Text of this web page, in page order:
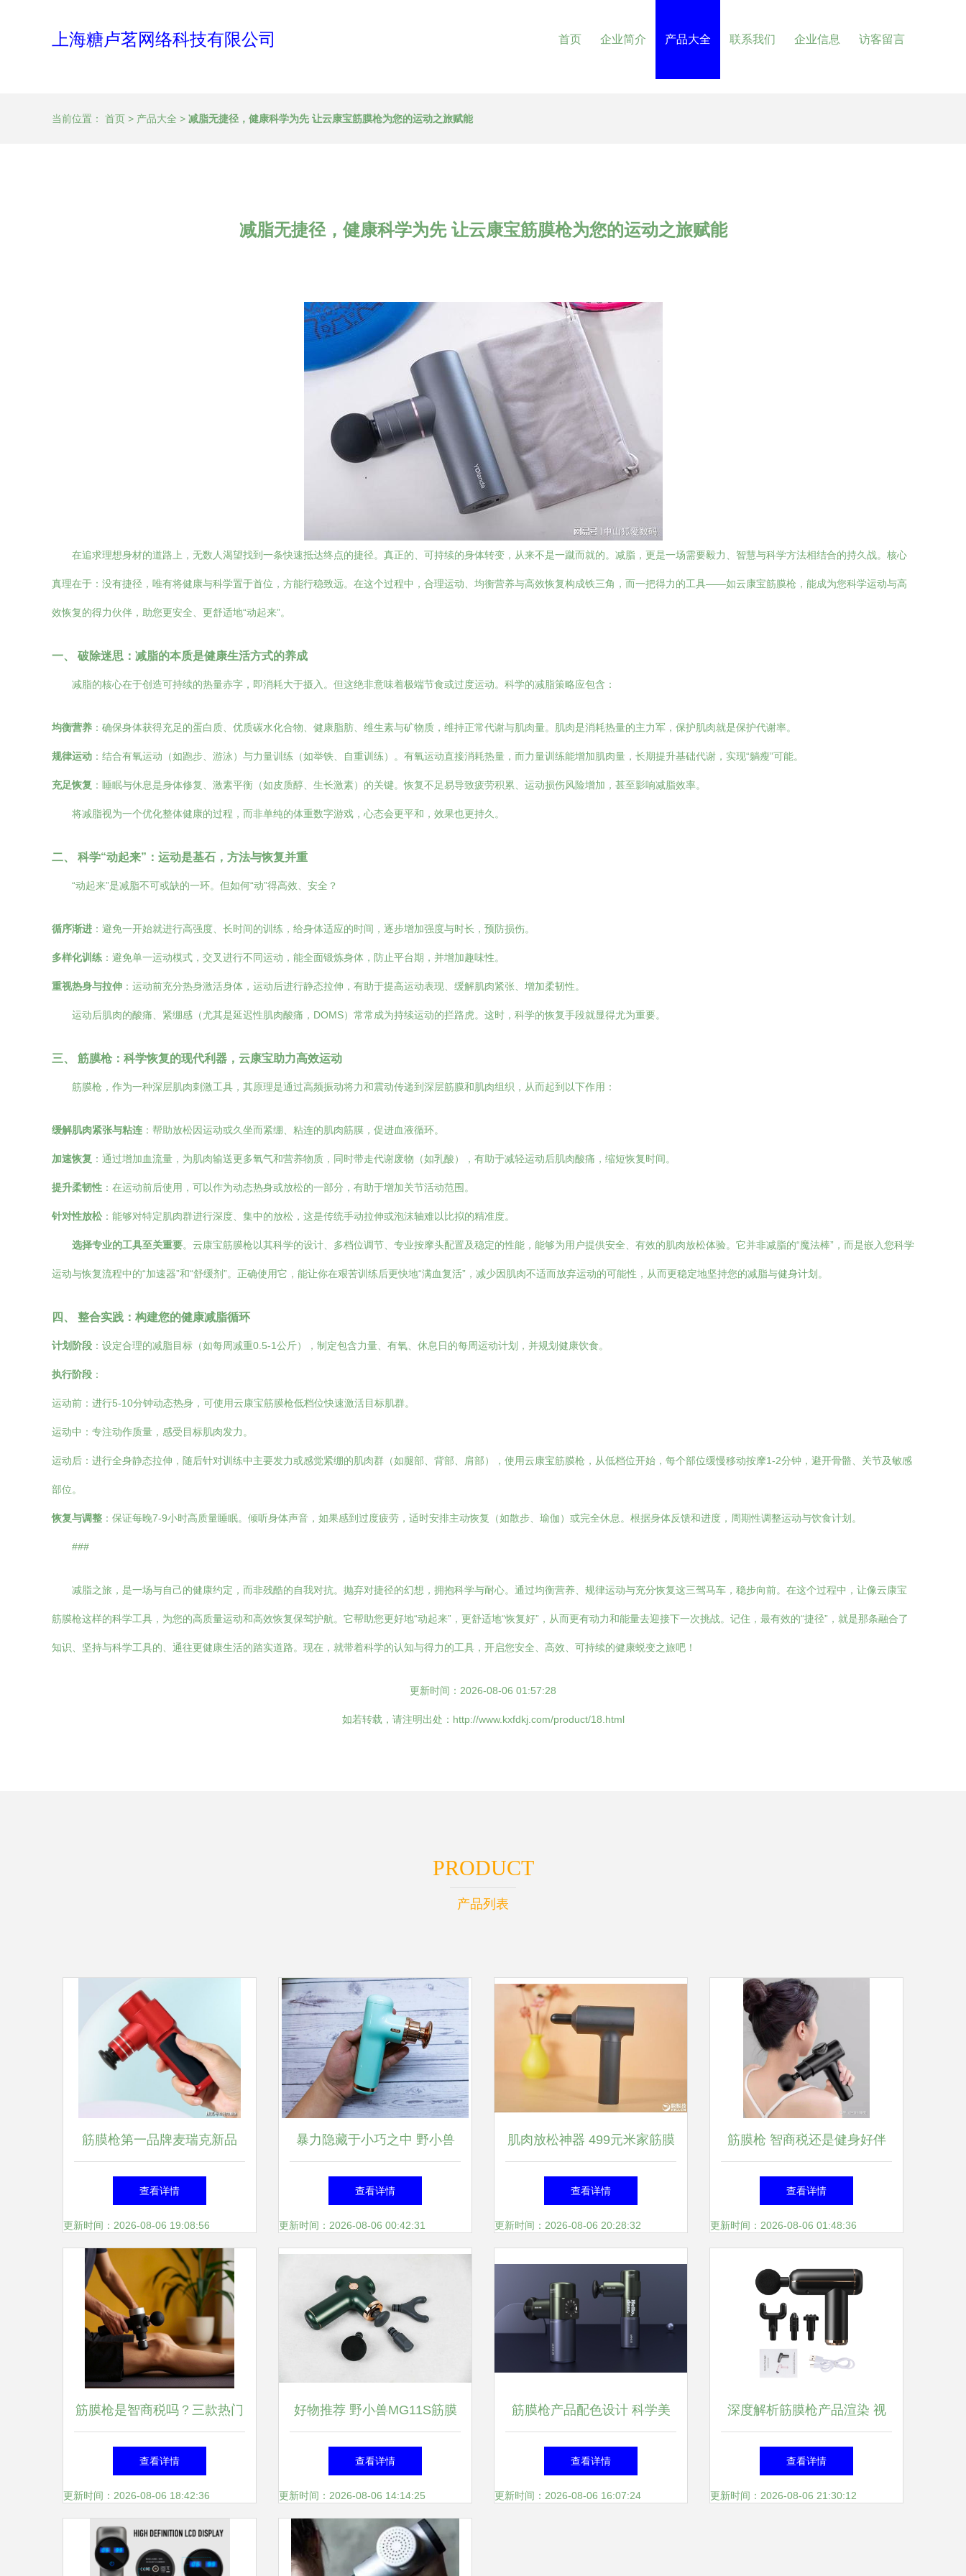
上海糖卢茗网络科技有限公司 首页 企业简介 产品大全 联系我们 企业信息 访客留言
当前位置： 首页 > 产品大全 > 减脂无捷径，健康科学为先 让云康宝筋膜枪为您的运动之旅赋能
减脂无捷径，健康科学为先 让云康宝筋膜枪为您的运动之旅赋能
在追求理想身材的道路上，无数人渴望找到一条快速抵达终点的捷径。真正的、可持续的身体转变，从来不是一蹴而就的。减脂，更是一场需要毅力、智慧与科学方法相结合的持久战。核心
真理在于：没有捷径，唯有将健康与科学置于首位，方能行稳致远。在这个过程中，合理运动、均衡营养与高效恢复构成铁三角，而一把得力的工具——如云康宝筋膜枪，能成为您科学运动与高
效恢复的得力伙伴，助您更安全、更舒适地“动起来”。
一、 破除迷思：减脂的本质是健康生活方式的养成
减脂的核心在于创造可持续的热量赤字，即消耗大于摄入。但这绝非意味着极端节食或过度运动。科学的减脂策略应包含：
均衡营养 ：确保身体获得充足的蛋白质、优质碳水化合物、健康脂肪、维生素与矿物质，维持正常代谢与肌肉量。肌肉是消耗热量的主力军，保护肌肉就是保护代谢率。
规律运动 ：结合有氧运动（如跑步、游泳）与力量训练（如举铁、自重训练）。有氧运动直接消耗热量，而力量训练能增加肌肉量，长期提升基础代谢，实现“躺瘦”可能。
充足恢复 ：睡眠与休息是身体修复、激素平衡（如皮质醇、生长激素）的关键。恢复不足易导致疲劳积累、运动损伤风险增加，甚至影响减脂效率。
将减脂视为一个优化整体健康的过程，而非单纯的体重数字游戏，心态会更平和，效果也更持久。
二、 科学“动起来”：运动是基石，方法与恢复并重
“动起来”是减脂不可或缺的一环。但如何“动”得高效、安全？
循序渐进 ：避免一开始就进行高强度、长时间的训练，给身体适应的时间，逐步增加强度与时长，预防损伤。
多样化训练 ：避免单一运动模式，交叉进行不同运动，能全面锻炼身体，防止平台期，并增加趣味性。
重视热身与拉伸 ：运动前充分热身激活身体，运动后进行静态拉伸，有助于提高运动表现、缓解肌肉紧张、增加柔韧性。
运动后肌肉的酸痛、紧绷感（尤其是延迟性肌肉酸痛，DOMS）常常成为持续运动的拦路虎。这时，科学的恢复手段就显得尤为重要。
三、 筋膜枪：科学恢复的现代利器，云康宝助力高效运动
筋膜枪，作为一种深层肌肉刺激工具，其原理是通过高频振动将力和震动传递到深层筋膜和肌肉组织，从而起到以下作用：
缓解肌肉紧张与粘连 ：帮助放松因运动或久坐而紧绷、粘连的肌肉筋膜，促进血液循环。
加速恢复 ：通过增加血流量，为肌肉输送更多氧气和营养物质，同时带走代谢废物（如乳酸），有助于减轻运动后肌肉酸痛，缩短恢复时间。
提升柔韧性 ：在运动前后使用，可以作为动态热身或放松的一部分，有助于增加关节活动范围。
针对性放松 ：能够对特定肌肉群进行深度、集中的放松，这是传统手动拉伸或泡沫轴难以比拟的精准度。
选择专业的工具至关重要。云康宝筋膜枪以其科学的设计、多档位调节、专业按摩头配置及稳定的性能，能够为用户提供安全、有效的肌肉放松体验。它并非减脂的“魔法棒”，而是嵌入您科学
运动与恢复流程中的“加速器”和“舒缓剂”。正确使用它，能让你在艰苦训练后更快地“满血复活”，减少因肌肉不适而放弃运动的可能性，从而更稳定地坚持您的减脂与健身计划。
四、 整合实践：构建您的健康减脂循环
计划阶段 ：设定合理的减脂目标（如每周减重0.5-1公斤），制定包含力量、有氧、休息日的每周运动计划，并规划健康饮食。
执行阶段 ：
运动前：进行5-10分钟动态热身，可使用云康宝筋膜枪低档位快速激活目标肌群。
运动中：专注动作质量，感受目标肌肉发力。
运动后：进行全身静态拉伸，随后针对训练中主要发力或感觉紧绷的肌肉群（如腿部、背部、肩部），使用云康宝筋膜枪，从低档位开始，每个部位缓慢移动按摩1-2分钟，避开骨骼、关节及敏感
部位。
恢复与调整 ：保证每晚7-9小时高质量睡眠。倾听身体声音，如果感到过度疲劳，适时安排主动恢复（如散步、瑜伽）或完全休息。根据身体反馈和进度，周期性调整运动与饮食计划。
###
减脂之旅，是一场与自己的健康约定，而非残酷的自我对抗。抛弃对捷径的幻想，拥抱科学与耐心。通过均衡营养、规律运动与充分恢复这三驾马车，稳步向前。在这个过程中，让像云康宝
筋膜枪这样的科学工具，为您的高质量运动和高效恢复保驾护航。它帮助您更好地“动起来”，更舒适地“恢复好”，从而更有动力和能量去迎接下一次挑战。记住，最有效的“捷径”，就是那条融合了
知识、坚持与科学工具的、通往更健康生活的踏实道路。现在，就带着科学的认知与得力的工具，开启您安全、高效、可持续的健康蜕变之旅吧！
更新时间：2026-08-06 01:57:28
如若转载，请注明出处：http://www.kxfdkj.com/product/18.html
PRODUCT
产品列表
筋膜枪第一品牌麦瑞克新品
nano发售,360g纤巧机身cover
全场
查看详情
更新时间：2026-08-06 19:08:56
暴力隐藏于小巧之中 野小兽
MG10筋膜枪深度评测
查看详情
更新时间：2026-08-06 00:42:31
肌肉放松神器 499元米家筋膜
枪开箱图赏
查看详情
更新时间：2026-08-06 20:28:32
筋膜枪 智商税还是健身好伴
侣？一文解答你的所有疑问
查看详情
更新时间：2026-08-06 01:48:36
筋膜枪是智商税吗？三款热门
筋膜枪深度评测
查看详情
更新时间：2026-08-06 18:42:36
好物推荐 野小兽MG11S筋膜
枪，让舒适与颜值并肩同行
查看详情
更新时间：2026-08-06 14:14:25
筋膜枪产品配色设计 科学美
学与情感共鸣的艺术
查看详情
更新时间：2026-08-06 16:07:24
深度解析筋膜枪产品渲染 视
觉艺术的肌肉松弛术
查看详情
更新时间：2026-08-06 21:30:12